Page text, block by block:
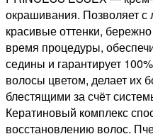
ВОЛОС
БЛОНДИН
КОРИЧНЕВО-
КРАСНЫЙ,
60мл
окрашивания. Позволяет с
красивые оттенки,
время процедуры,
седины и гарантирует
волосы цветом, делает их
блестящими за счёт
Кератиновый комплекс
восстановлению волос.